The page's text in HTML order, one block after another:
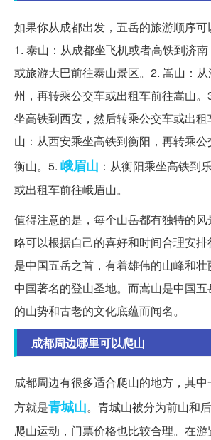
如果你从成都出发，五岳的旅游顺序可
1. 泰山：从成都坐飞机或者高铁到济
或旅游大巴前往泰山景区。2. 嵩山：
州，再转乘公交车或出租车前往嵩山
坐高铁到西安，然后转乘公交车或出
山：从西安乘坐高铁到衡阳，再转乘
衡山。5. 峨眉山 ：从衡阳乘坐高铁到
或出租车前往峨眉山。
值得注意的是，每个山岳都有独特的
略可以根据自己的喜好和时间合理安
是中国五岳之首，有着雄伟的山峰和
中国著名的登山圣地。而嵩山是中国
的山势和古老的文化底蕴而闻名。
成都周边哪里可以爬山
成都周边有很多适合爬山的地方，其
方就是青城山。青城山被分为前山和
爬山运动，门票价格也比较合理。在游